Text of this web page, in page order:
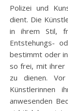
Polizei und
dient. Die
in ihrem Stil,
Entstehungs-
bestimmt oder
so frei, mit ihrer
zu dienen.
Künstlerinnen
anwesenden